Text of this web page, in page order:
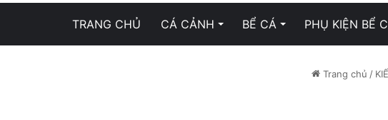
TRANG CHỦ CÁ CẢNH BỂ CÁ PHỤ KIỆN BỂ
Trang chủ /